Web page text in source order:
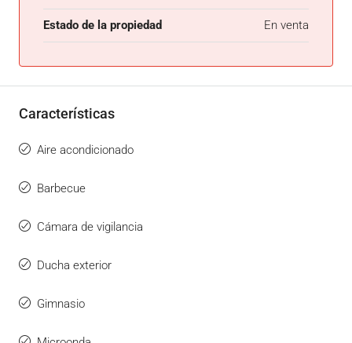
Estado de la propiedad En venta
Características
Aire acondicionado
Barbecue
Cámara de vigilancia
Ducha exterior
Gimnasio